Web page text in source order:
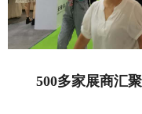
500多家展商汇聚